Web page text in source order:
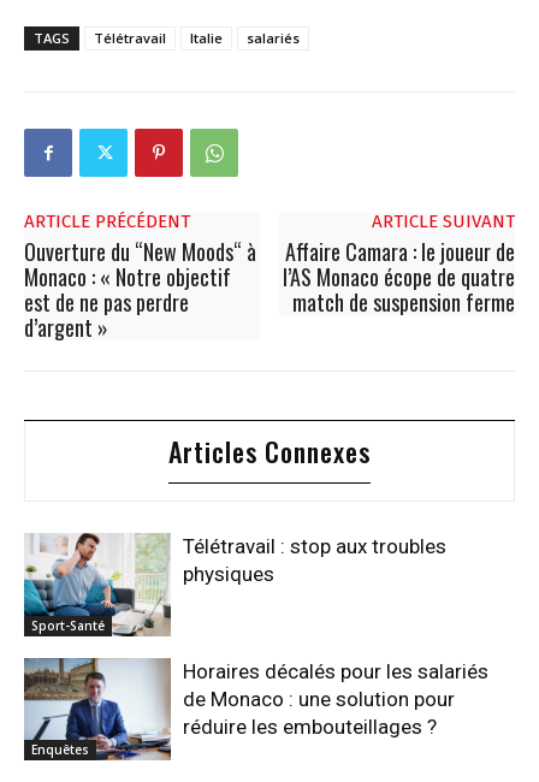
TAGS Télétravail Italie salariés
ARTICLE PRÉCÉDENT
Ouverture du “New Moods“ à
Monaco : « Notre objectif
est de ne pas perdre
d’argent »
ARTICLE SUIVANT
Affaire Camara : le joueur de
l’AS Monaco écope de quatre
match de suspension ferme
Articles Connexes
Sport-Santé
Télétravail : stop aux troubles
physiques
Enquêtes
Horaires décalés pour les salariés
de Monaco : une solution pour
réduire les embouteillages ?